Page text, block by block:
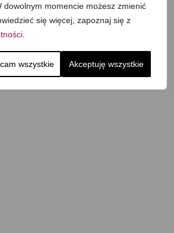
dowolnym momencie możesz zmienić
się więcej, zapoznaj się z
wszystkie Akceptuję wszystkie